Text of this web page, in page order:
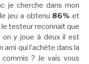
je cherche dans mon
jeu a obtenu 86% et
testeur reconnait que
on y joue à deux il est
qui l’achète dans la
commis ? Je vais vous